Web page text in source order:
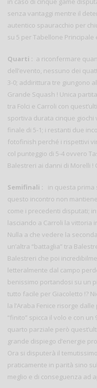
senza vantaggi mentre il
autentico spauracchio per
su 5 per Tabellone
Quarti : a riconfermare
dell’evento, nessuno dei
3-0; addirittura tre giungono
Grande Squash ! Unica
tra Folci e Carroli con
sportiva durata cinque giochi
finale di 5-1; i restanti due
fotofinish perché i rispettivi
col punteggio di 5-4 ovvero
Balestreri ai danni di Morelli !
Semifinali :
in questa prima
questo incontro non
come i precedenti disputati;
lasciando a Carroli la vittoria
Nulla a che vedere la
un’altra “battaglia” tra
Balestreri che poi
letteralmente dal campo
benissimo portandosi su un
tutto facile per Giacoletto !?
la l’Araba Fenice risorge
“finito” spicca il volo e con
quarto parziale però
grande dispiego d’energie
Ora si disputerà il
praticamente in parità sino
meglio e di conseguenza ad